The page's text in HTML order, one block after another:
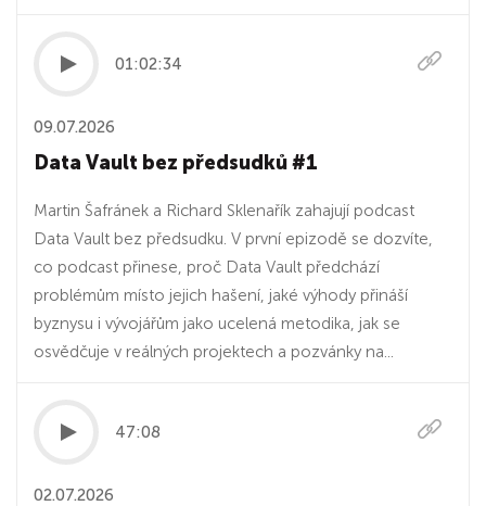
01:02:34
09.07.2026
Data Vault bez předsudků #1
Martin Šafránek a Richard Sklenařík zahajují podcast
Data Vault bez předsudku. V první epizodě se dozvíte,
co podcast přinese, proč Data Vault předchází
problémům místo jejich hašení, jaké výhody přináší
byznysu i vývojářům jako ucelená metodika, jak se
osvědčuje v reálných projektech a pozvánky na...
47:08
02.07.2026